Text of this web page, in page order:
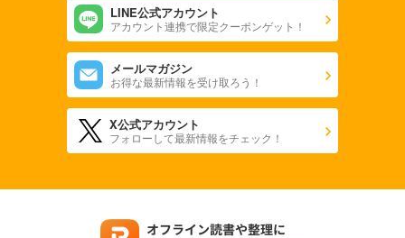
あらすじを表示する
週刊東洋経済 2025年10/11・10/18合併号
880円 (税込)
週刊東洋経済 2025年9/27・10/4合併号
LINE公式アカウント
アカウント連携で限定クーポンゲット！
メールマガジン
お得な最新情報を受け取ろう！
X公式アカウント
フォローして最新情報をチェック！